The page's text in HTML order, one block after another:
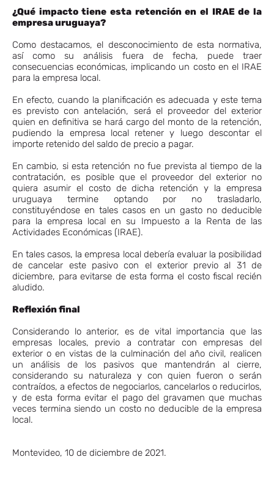
¿Qué impacto tiene esta retención en el IRAE de la
empresa uruguaya?
Como destacamos, el desconocimiento de esta normativa,
así como su análisis fuera de fecha, puede traer
consecuencias económicas, implicando un costo en el IRAE
para la empresa local.
En efecto, cuando la planificación es adecuada y este tema
es previsto con antelación, será el proveedor del exterior
quien en definitiva se hará cargo del monto de la retención,
pudiendo la empresa local retener y luego descontar el
importe retenido del saldo de precio a pagar.
En cambio, si esta retención no fue prevista al tiempo de la
contratación, es posible que el proveedor del exterior no
quiera asumir el costo de dicha retención y la empresa
uruguaya termine optando por no trasladarlo,
constituyéndose en tales casos en un gasto no deducible
para la empresa local en su Impuesto a la Renta de las
Actividades Económicas (IRAE).
En tales casos, la empresa local debería evaluar la posibilidad
de cancelar este pasivo con el exterior previo al 31 de
diciembre, para evitarse de esta forma el costo fiscal recién
aludido.
Reflexión final
Considerando lo anterior, es de vital importancia que las
empresas locales, previo a contratar con empresas del
exterior o en vistas de la culminación del año civil, realicen
un análisis de los pasivos que mantendrán al cierre,
considerando su naturaleza y con quien fueron o serán
contraídos, a efectos de negociarlos, cancelarlos o reducirlos,
y de esta forma evitar el pago del gravamen que muchas
veces termina siendo un costo no deducible de la empresa
local.
Montevideo, 10 de diciembre de 2021.